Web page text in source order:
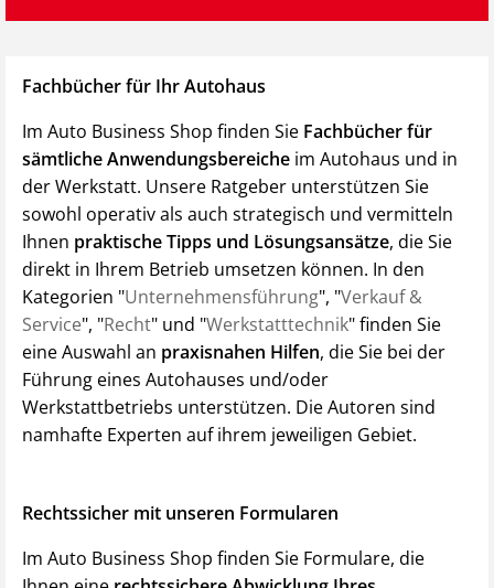
Fachbücher für Ihr Autohaus
Im Auto Business Shop finden Sie Fachbücher für
sämtliche Anwendungsbereiche im Autohaus und in
der Werkstatt. Unsere Ratgeber unterstützen Sie
sowohl operativ als auch strategisch und vermitteln
Ihnen praktische Tipps und Lösungsansätze, die Sie
direkt in Ihrem Betrieb umsetzen können. In den
Kategorien "Unternehmensführung", "Verkauf &
Service", "Recht" und "Werkstatttechnik" finden Sie
eine Auswahl an praxisnahen Hilfen, die Sie bei der
Führung eines Autohauses und/oder
Werkstattbetriebs unterstützen. Die Autoren sind
namhafte Experten auf ihrem jeweiligen Gebiet.
Rechtssicher mit unseren Formularen
Im Auto Business Shop finden Sie Formulare, die